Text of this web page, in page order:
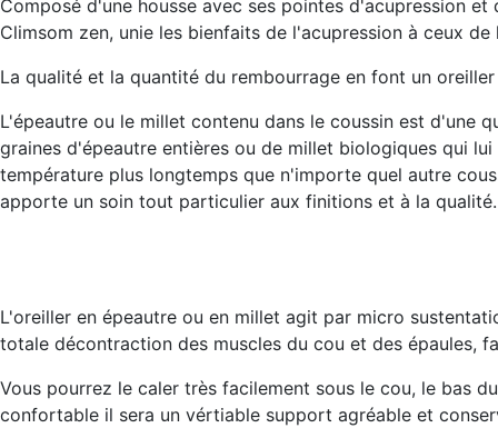
Composé d'une housse avec ses pointes d'acupression
Climsom zen, unie les bienfaits de l'acupression à ceux
La qualité et la quantité du rembourrage en font un
L'épeautre ou le millet contenu dans le coussin est d'une
graines d'épeautre entières ou de millet biologiques qui
température plus longtemps que n'importe quel autre
apporte un soin tout particulier aux finitions et à la qualité.
L'oreiller en épeautre ou en millet agit par micro
totale décontraction des muscles du cou et des épaules,
Vous pourrez le caler très facilement sous le cou, le bas
confortable il sera un vértiable support agréable et